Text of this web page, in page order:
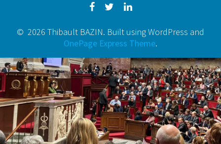
© 2026 Thibault BAZIN. Built using WordPress and
OnePage Express Theme.